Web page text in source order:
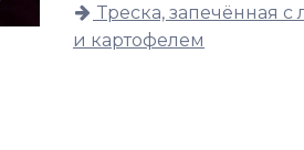
Треска, запечённая с
и картофелем